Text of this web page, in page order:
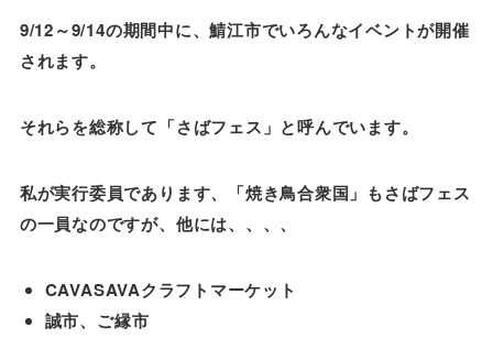
9/12～9/14の期間中に、鯖江市でいろんなイベントが開催
されます。
それらを総称して「さばフェス」と呼んでいます。
私が実行委員であります、「焼き鳥合衆国」もさばフェス
の一員なのですが、他には、、、、
CAVASAVAクラフトマーケット
誠市、ご縁市